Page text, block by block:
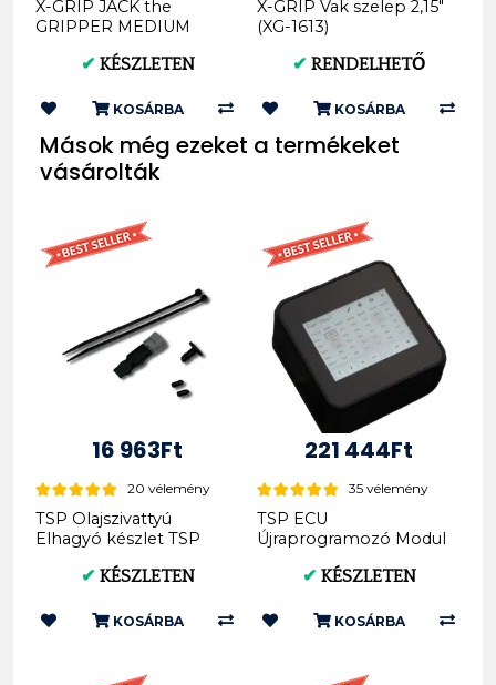
X-GRIP JACK the
GRIPPER MEDIUM
140/80-18 XG-2104
✔ KÉSZLETEN
KOSÁRBA
X-GRIP Vak szelep 2,15"
(XG-1613)
✔ RENDELHETŐ
KOSÁRBA
Mások még ezeket a termékeket
vásárolták
16 963Ft
20 vélemény
TSP Olajszivattyú
Elhagyó készlet TSP
✔ KÉSZLETEN
KOSÁRBA
221 444Ft
35 vélemény
TSP ECU
Újraprogramozó Modul
✔ KÉSZLETEN
KOSÁRBA